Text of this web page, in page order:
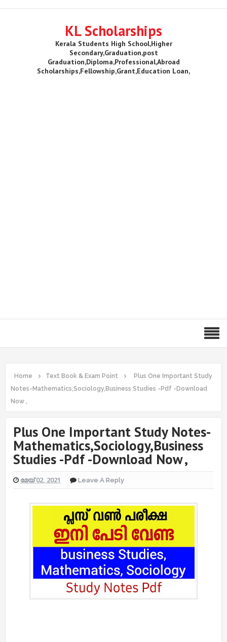
KL Scholarships
Kerala Students High School,Higher
Secondary,Graduation,post
Graduation,Diploma,Professional,Abroad
Scholarships,Fellowship,Grant,Education Loan,
Home Text Book & Exam Point
Plus One Important Study
Notes-Mathematics,Sociology,Business Studies -Pdf -Download
Now ,
Plus One Important Study Notes-
Mathematics,Sociology,Business
Studies -Pdf -Download Now ,
മേയ് 02, 2021 Leave A Reply